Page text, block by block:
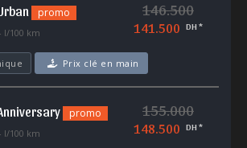
promo
l/100 km
146.500
141.500 DH *
Prix clé en main
promo
l/100 km
155.000
148.500 DH *